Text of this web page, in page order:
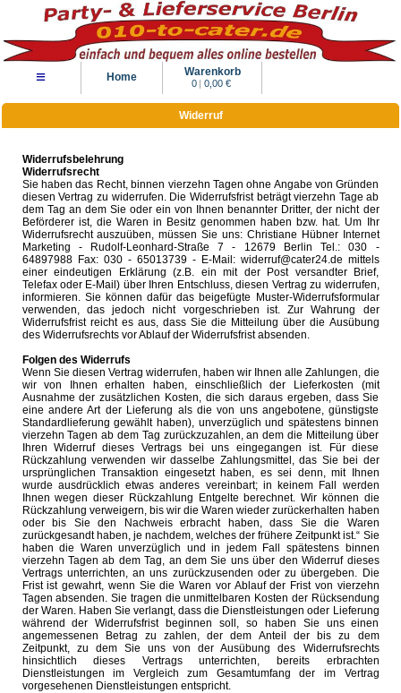
≡ Home Warenkorb
0 | 0,00 €
Widerruf
Widerrufsbelehrung
Widerrufsrecht
Sie haben das Recht, binnen vierzehn Tagen ohne Angabe von Gründen
diesen Vertrag zu widerrufen. Die Widerrufsfrist beträgt vierzehn Tage ab
dem Tag an dem Sie oder ein von Ihnen benannter Dritter, der nicht der
Beförderer ist, die Waren in Besitz genommen haben bzw. hat. Um Ihr
Widerrufsrecht auszuüben, müssen Sie uns: Christiane Hübner Internet
Marketing - Rudolf-Leonhard-Straße 7 - 12679 Berlin Tel.: 030 -
64897988 Fax: 030 - 65013739 - E-Mail: widerruf@cater24.de mittels
einer eindeutigen Erklärung (z.B. ein mit der Post versandter Brief,
Telefax oder E-Mail) über Ihren Entschluss, diesen Vertrag zu widerrufen,
informieren. Sie können dafür das beigefügte Muster-Widerrufsformular
verwenden, das jedoch nicht vorgeschrieben ist. Zur Wahrung der
Widerrufsfrist reicht es aus, dass Sie die Mitteilung über die Ausübung
des Widerrufsrechts vor Ablauf der Widerrufsfrist absenden.
Folgen des Widerrufs
Wenn Sie diesen Vertrag widerrufen, haben wir Ihnen alle Zahlungen, die
wir von Ihnen erhalten haben, einschließlich der Lieferkosten (mit
Ausnahme der zusätzlichen Kosten, die sich daraus ergeben, dass Sie
eine andere Art der Lieferung als die von uns angebotene, günstigste
Standardlieferung gewählt haben), unverzüglich und spätestens binnen
vierzehn Tagen ab dem Tag zurückzuzahlen, an dem die Mitteilung über
Ihren Widerruf dieses Vertrags bei uns eingegangen ist. Für diese
Rückzahlung verwenden wir dasselbe Zahlungsmittel, das Sie bei der
ursprünglichen Transaktion eingesetzt haben, es sei denn, mit Ihnen
wurde ausdrücklich etwas anderes vereinbart; in keinem Fall werden
Ihnen wegen dieser Rückzahlung Entgelte berechnet. Wir können die
Rückzahlung verweigern, bis wir die Waren wieder zurückerhalten haben
oder bis Sie den Nachweis erbracht haben, dass Sie die Waren
zurückgesandt haben, je nachdem, welches der frühere Zeitpunkt ist.“ Sie
haben die Waren unverzüglich und in jedem Fall spätestens binnen
vierzehn Tagen ab dem Tag, an dem Sie uns über den Widerruf dieses
Vertrags unterrichten, an uns zurückzusenden oder zu übergeben. Die
Frist ist gewahrt, wenn Sie die Waren vor Ablauf der Frist von vierzehn
Tagen absenden. Sie tragen die unmittelbaren Kosten der Rücksendung
der Waren. Haben Sie verlangt, dass die Dienstleistungen oder Lieferung
während der Widerrufsfrist beginnen soll, so haben Sie uns einen
angemessenen Betrag zu zahlen, der dem Anteil der bis zu dem
Zeitpunkt, zu dem Sie uns von der Ausübung des Widerrufsrechts
hinsichtlich dieses Vertrags unterrichten, bereits erbrachten
Dienstleistungen im Vergleich zum Gesamtumfang der im Vertrag
vorgesehenen Dienstleistungen entspricht.